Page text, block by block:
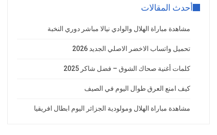
أحدث المقالات
مشاهدة مباراة الهلال والوادي نيالا مباشر دوري النخبة
تحميل واتساب الاخضر الاصلي الجديد 2026
كلمات أغنية صحاك الشوق – فضل شاكر 2025
كيف امنع العرق طوال اليوم في الصيف
مشاهدة مباراة الهلال ومولودية الجزائر اليوم ابطال افريقيا